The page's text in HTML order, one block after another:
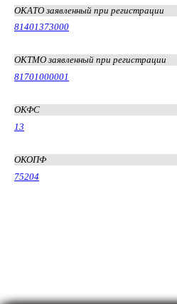
ОКАТО заявленный при регистрации
81401373000
ОКТМО заявленный при регистрации
81701000001
ОКФС
13
ОКОПФ
75204